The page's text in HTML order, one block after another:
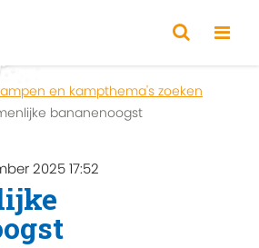
en kampthema's zoeken
bananenoogst
2025 17:52